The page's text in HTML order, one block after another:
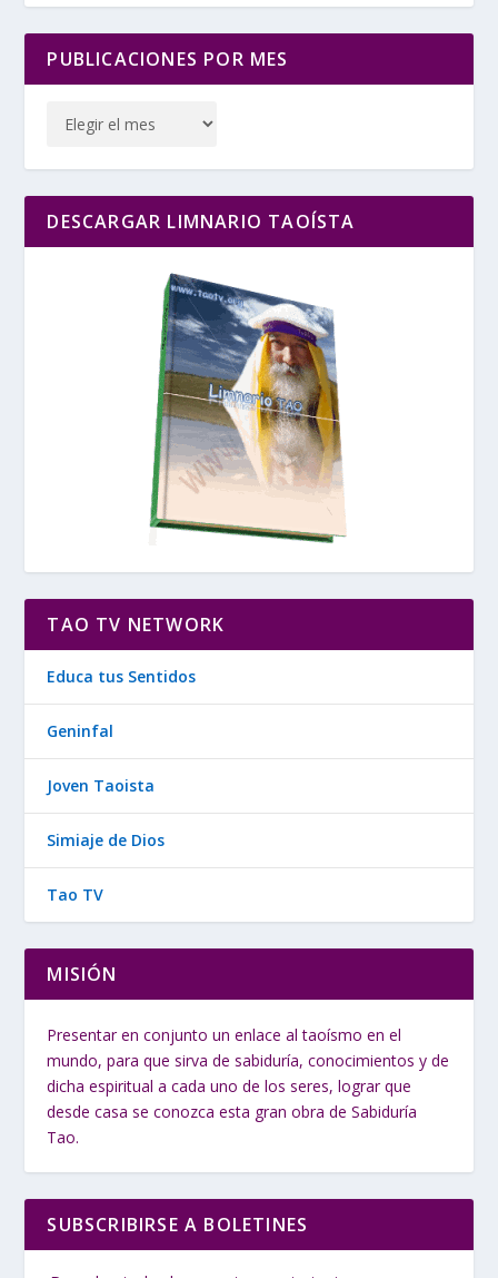
PUBLICACIONES POR MES
DESCARGAR LIMNARIO TAOÍSTA
TAO TV NETWORK
Educa tus Sentidos
Geninfal
Joven Taoista
Simiaje de Dios
Tao TV
MISIÓN
Presentar en conjunto un enlace al taoísmo en el
mundo, para que sirva de sabiduría, conocimientos y de
dicha espiritual a cada uno de los seres, lograr que
desde casa se conozca esta gran obra de Sabiduría
Tao.
SUBSCRIBIRSE A BOLETINES